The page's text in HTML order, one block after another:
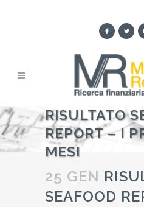
RISULTATO
REPORT – I
MESI
25 GEN
SEAFOOD